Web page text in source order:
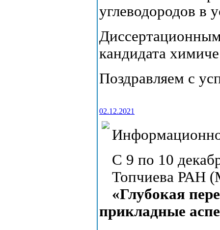
углеводородов в
кандидата
Поздравляем с
02.12.2021
С 9 по 10
Топчиева РАН
«Глубокая
прикладные